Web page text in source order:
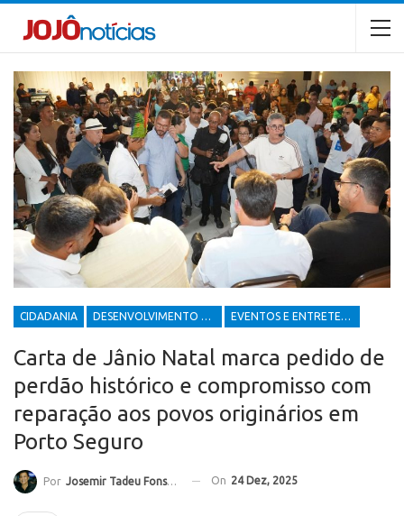
CIDADANIA DESENVOLVIMENTO ECONÔMICO E SOCIAL EVENTOS E ENTRETENIMENTOS
Carta de Jânio Natal marca pedido de
perdão histórico e compromisso com
reparação aos povos originários em
Porto Seguro
Por Josemir Tadeu Fonseca On 24 Dez, 2025